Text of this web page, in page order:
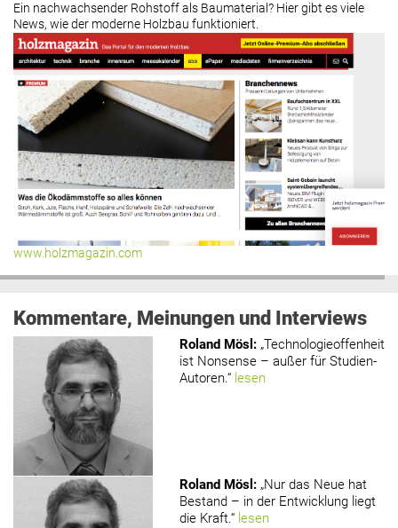
Ein nachwachsender Rohstoff als Baumaterial? Hier gibt es viele
News, wie der moderne Holzbau funktioniert.
www.holzmagazin.com
Kommentare, Meinungen und Interviews
Roland Mösl : „Technologieoffenheit
ist Nonsense – außer für Studien-
Autoren.“ lesen
Roland Mösl : „Nur das Neue hat
Bestand – in der Entwicklung liegt
die Kraft.“ lesen